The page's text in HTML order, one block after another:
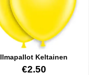
Ilmapallot Keltainen
1441
€2.50